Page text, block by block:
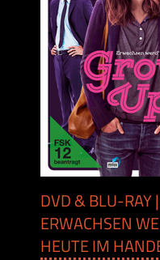
DVD & BLU-RAY
ERWACHSEN
HEUTE IM